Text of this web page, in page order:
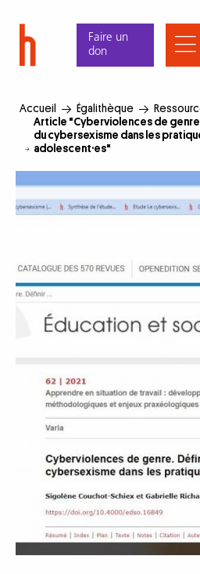
contenu
principal
Faire un
don
Accueil Égalithèque
Article "Cyberviolences de
du cybersexisme dans les
adolescent·es"